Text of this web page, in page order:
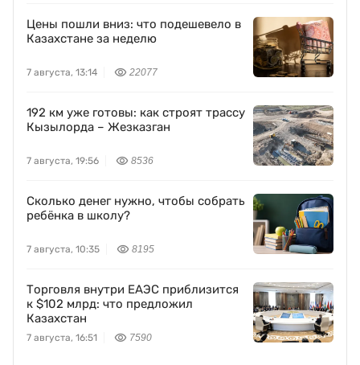
Цены пошли вниз: что подешевело в
Казахстане за неделю
7 августа, 13:14 22077
192 км уже готовы: как строят трассу
Кызылорда – Жезказган
7 августа, 19:56 8536
Сколько денег нужно, чтобы собрать
ребёнка в школу?
7 августа, 10:35 8195
Торговля внутри ЕАЭС приблизится
к $102 млрд: что предложил
Казахстан
7 августа, 16:51 7590